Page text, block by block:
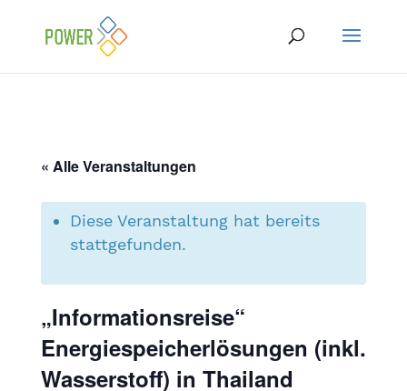
« Alle Veranstaltungen
Diese Veranstaltung hat bereits
stattgefunden.
„Informationsreise“
Energiespeicherlösungen (inkl.
Wasserstoff) in Thailand